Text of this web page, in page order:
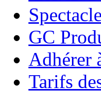
GC
Adhérer
Tarifs